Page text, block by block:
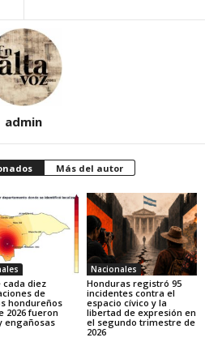
admin
Más del autor
cada diez
de
hondureños
2026 fueron
engañosas
Nacionales
Honduras registró 95
incidentes contra el
espacio cívico y la
libertad de expresión en
el segundo trimestre de
2026